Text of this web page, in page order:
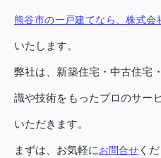
熊谷市の一戸建てなら、株式会
いたします。
弊社は、新築住宅・中古住宅
識や技術をもったプロのサー
いただきます。
まずは、お気軽にお問合せ く